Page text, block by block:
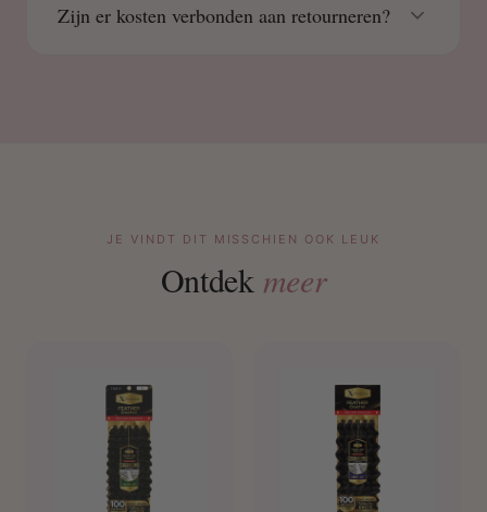
Zijn er kosten verbonden aan retourneren?
JE VINDT DIT MISSCHIEN OOK LEUK
Ontdek meer